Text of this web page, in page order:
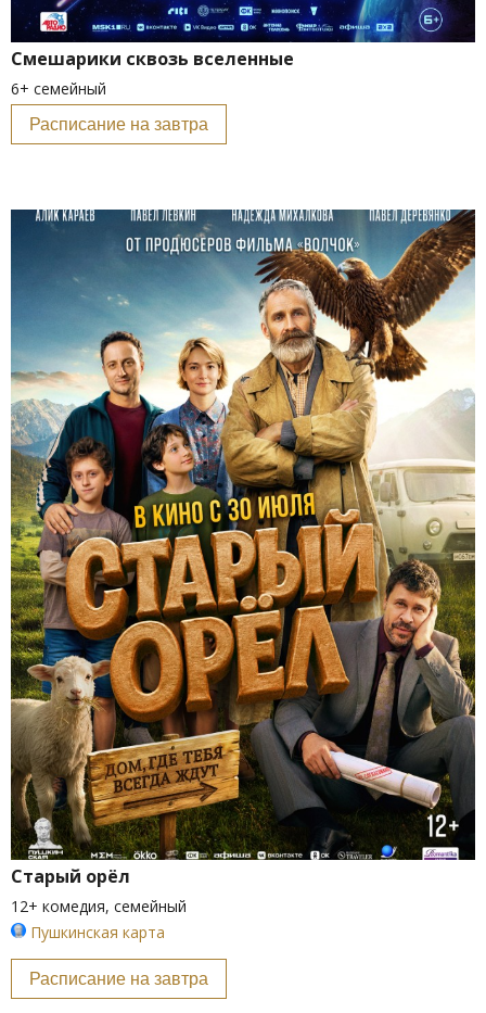
Смешарики сквозь вселенные
6+ семейный
Расписание на завтра
Старый орёл
12+ комедия, семейный
Пушкинская карта
Расписание на завтра